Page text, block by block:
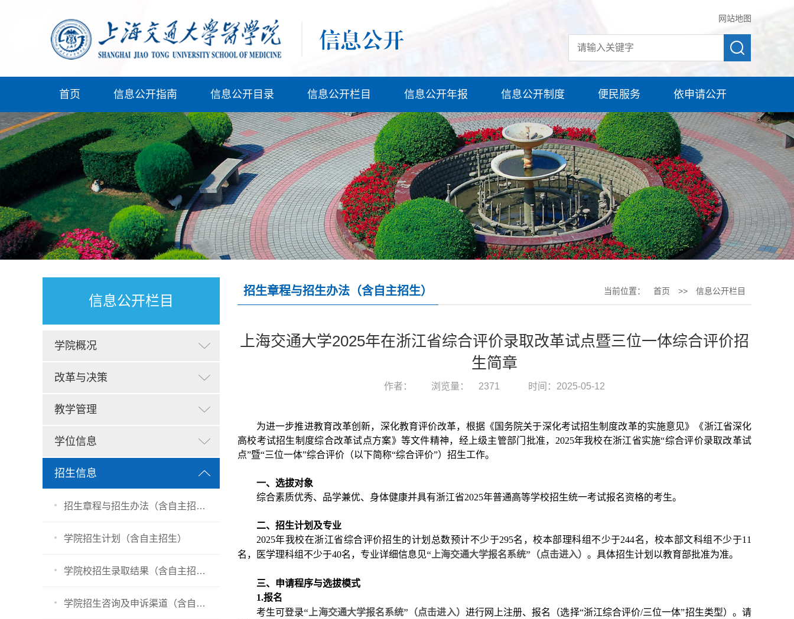
网站地图
首页 信息公开指南 信息公开目录 信息公开栏目 信息公开年报 信息公开制度 便民服务 依申请公开
信息公开栏目
学院概况
改革与决策
教学管理
学位信息
招生信息
招生章程与招生办法（含自主招生）
学院招生计划（含自主招生）
学院校招生录取结果（含自主招生）
学院招生咨询及申诉渠道（含自主招生）
招生章程与招生办法（含自主招生） 当前位置： 首页 >> 信息公开栏目
上海交通大学2025年在浙江省综合评价录取改革试点暨三位一体综合评价招
生简章
作者： 浏览量： 2371 时间：2025-05-12
为进一步推进教育改革创新，深化教育评价改革，根据《国务院关于深化考试招生制度改革的实施意见》《浙江省深化
高校考试招生制度综合改革试点方案》等文件精神，经上级主管部门批准， 2025年我校在浙江省实施“综合评价录取改革试
点”暨“三位一体”综合评价（以下简称“综合评价”）招生工作。
一、选拔对象
综合素质优秀、品学兼优、身体健康并具有浙江省2025年普通高等学校招生统一考试报名资格的考生。
二、招生计划及专业
2025年我校在浙江省综合评价招生的计划总数预计不少于295名，校本部理科组不少于244名，校本部文科组不少于11
名，医学理科组不少于40名，专业详细信息见“上海交通大学报名系统”（点击进入） 。具体招生计划以教育部批准为准。
三、申请程序与选拔模式
1.报名
考生可登录“上海交通大学报名系统”（点击进入） 进行网上注册、报名（选择“浙江综合评价/三位一体”招生类型）。请